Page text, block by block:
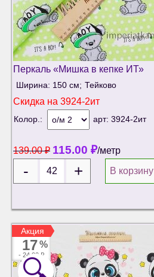
Перкаль «Мишка в кепке ИТ»
Ширина: 150 см; Тейково
Скидка на 3924-2ит
Колор.: арт: 3924-2ит
139.00₽ 115.00 ₽/метр
В корзину
Акция
17%
- 24.00 ₽
Акция